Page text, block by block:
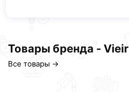
Товары бренда - Vieir
Все товары →